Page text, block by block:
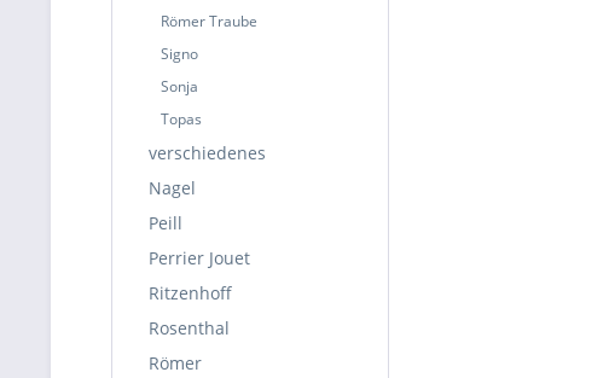
Römer Traube
Signo
Sonja
Topas
verschiedenes
Nagel
Peill
Perrier Jouet
Ritzenhoff
Rosenthal
Römer